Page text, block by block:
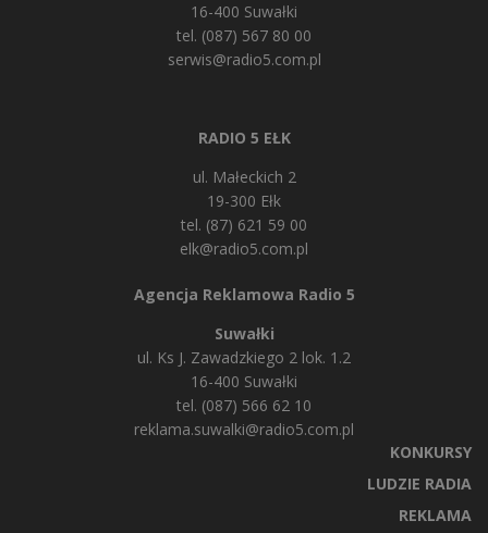
16-400 Suwałki
tel. (087) 567 80 00
serwis@radio5.com.pl
RADIO 5 EŁK
ul. Małeckich 2
19-300 Ełk
tel. (87) 621 59 00
elk@radio5.com.pl
Agencja Reklamowa Radio 5
Suwałki
ul. Ks J. Zawadzkiego 2 lok. 1.2
16-400 Suwałki
tel. (087) 566 62 10
reklama.suwalki@radio5.com.pl
KONKURSY
LUDZIE RADIA
REKLAMA